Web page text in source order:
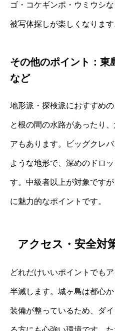
ゴ・コケギンポ・ウミウシ
被写体探しが楽しくなります
その他のポイント：東
など
地形派・探検派におすすめ
と根の間の水路があったり
アもあります。ビッグクレ
ような地形で、深めのドロ
す。中級者以上が対象です
に魅力的なポイントです。
アクセス・安全対
どれだけいいポイントでも
半減します。城ヶ島は都心
装備が整っているため、ダ